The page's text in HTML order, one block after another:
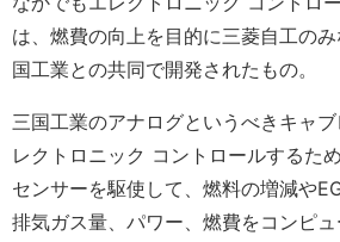
は、燃費の向上を目的に三菱自工の
国工業との共同で開発されたもの。
三国工業のアナログというべきキャ
レクトロニック コントロールするた
センサーを駆使して、燃料の増減や
排気ガス量、パワー、燃費をコンピ